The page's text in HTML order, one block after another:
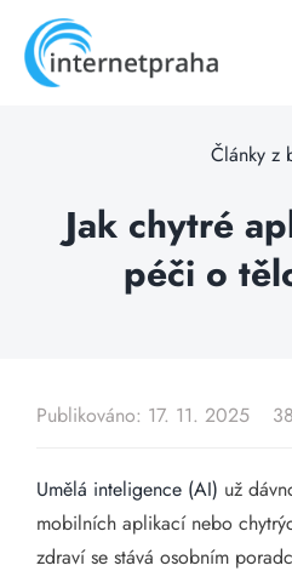
content
Články z
Jak chytré
péči o
Publikováno: 17. 11. 2025
Umělá inteligence (AI) už
mobilních aplikací nebo
zdraví se stává osobním